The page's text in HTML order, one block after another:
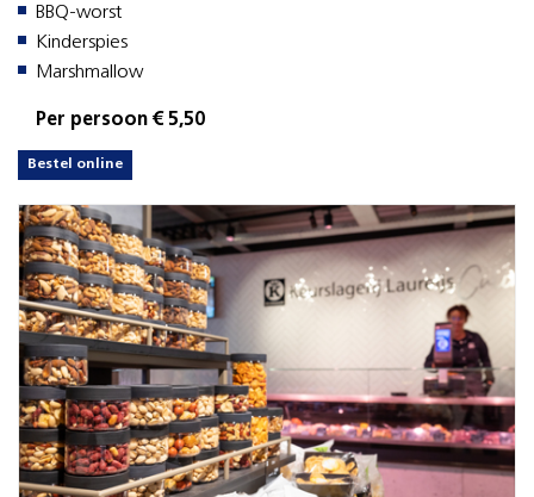
BBQ-worst
Kinderspies
Marshmallow
Per persoon € 5,50
Bestel online